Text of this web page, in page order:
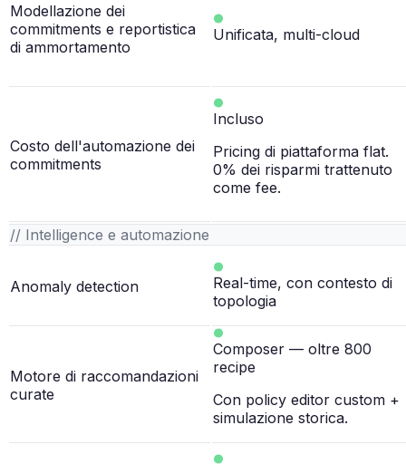
Modellazione dei
commitments e reportistica
di ammortamento
Unificata, multi-cloud
Costo dell'automazione dei
commitments
Incluso
Pricing di piattaforma flat.
0% dei risparmi trattenuto
come fee.
// Intelligence e automazione
Anomaly detection
Real-time, con contesto di
topologia
Motore di raccomandazioni
curate
Composer — oltre 800
recipe
Con policy editor custom +
simulazione storica.